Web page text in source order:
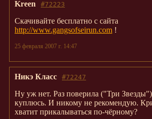
#72223
Kreen
Скачивайте бесплатно с сайта
http://www.gangsofseirun.com !
25 февраля 2007 г. 14:47
#72247
Никэ Класс
Ну уж нет. Раз поверила ("Три
куплюсь. И никому не рекомендую.
хватит прикалываться по-чёрному?